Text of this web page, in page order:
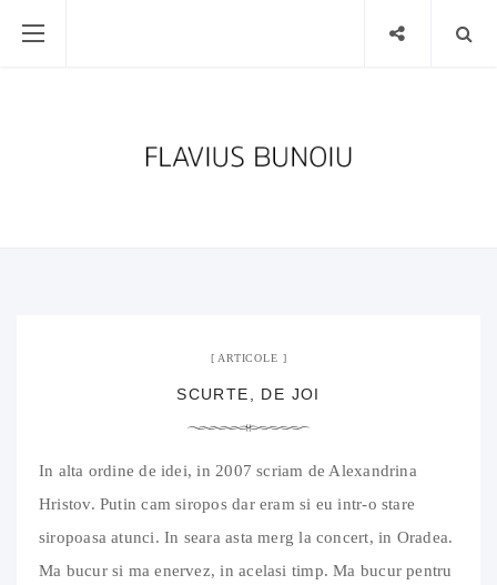
ARTICOLE
SCURTE, DE JOI
In alta ordine de idei, in 2007 scriam de Alexandrina
Hristov. Putin cam siropos dar eram si eu intr-o stare
siropoasa atunci. In seara asta merg la concert, in Oradea.
Ma bucur si ma enervez, in acelasi timp. Ma bucur pentru